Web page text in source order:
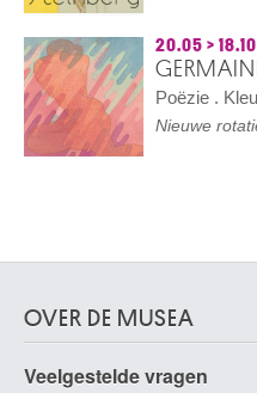
20.05 >
Poëzie .
Nieuwe
OVER DE MUSEA
Veelgestelde vragen